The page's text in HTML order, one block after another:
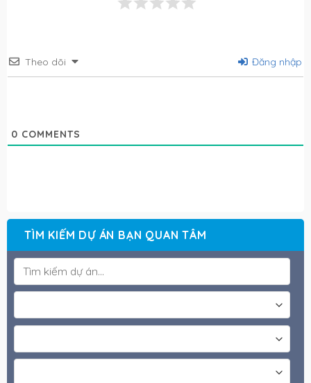
Theo dõi Đăng nhập
0 COMMENTS
TÌM KIẾM DỰ ÁN BẠN QUAN TÂM